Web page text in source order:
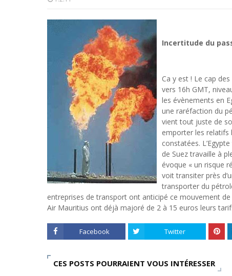
Incertitude du
Ca y est ! Le cap
vers 16h GMT,
les évènements en
une raréfaction du
vient tout juste de
emporter les relatifs
constatées.
de Suez travaille à
évoque « un risque
voit transiter près
transporter du
entreprises de transport ont anticipé ce mouvement
Air Mauritius ont déjà majoré de 2 à 15 euros leurs
Facebook Twitter
CES POSTS POURRAIENT VOUS INTÉRESSER